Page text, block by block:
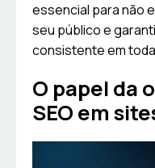
essencial para não
seu público e
consistente em
O papel da
SEO em